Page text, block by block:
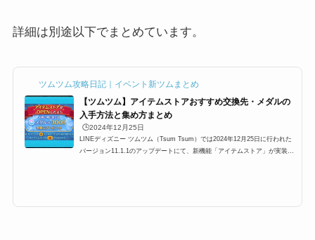
詳細は別途以下でまとめています。
ツムツム攻略日記｜イベント新ツムまとめ
【ツムツム】アイテムストアおすすめ交換先・メダルの
入手方法と集め方まとめ
🕒️2024年12月25日
LINEディズニー ツムツム（Tsum Tsum）では2024年12月25日に行われた
バージョン11.1.1のアップデートにて、新機能「アイテムストア」が実装さ